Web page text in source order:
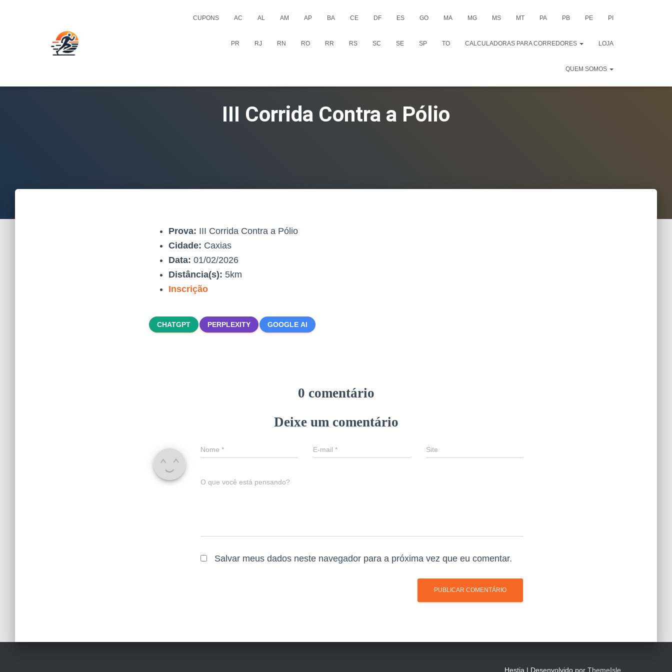
CUPONS AC AL AM AP BA CE DF ES GO MA MG MS MT PA PB PE PI
PR RJ RN RO RR RS SC SE SP TO CALCULADORAS PARA CORREDORES LOJA
QUEM SOMOS
III Corrida Contra a Pólio
Prova: III Corrida Contra a Pólio
Cidade: Caxias
Data: 01/02/2026
Distância(s): 5km
Inscrição
CHATGPT PERPLEXITY GOOGLE AI
0 comentário
Deixe um comentário
Nome * E-mail* Site
O que você está pensando?
Salvar meus dados neste navegador para a próxima vez que eu comentar.
Hestia | Desenvolvido por ThemeIsle